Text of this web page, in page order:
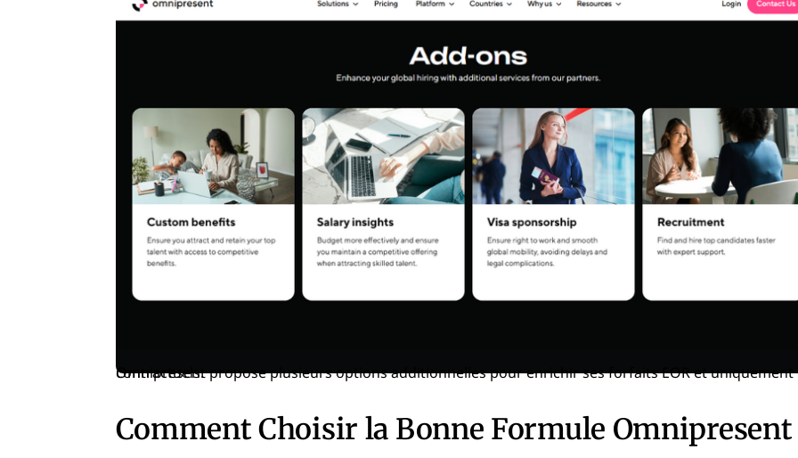
Omnipresent propose plusieurs options additionnelles pour enrichir ses forfaits EOR et uniquement contractuels.
Comment Choisir la Bonne Formule Omnipresent